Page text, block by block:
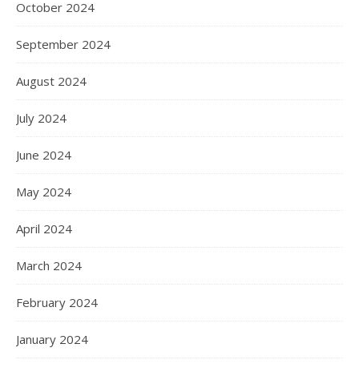
October 2024
September 2024
August 2024
July 2024
June 2024
May 2024
April 2024
March 2024
February 2024
January 2024